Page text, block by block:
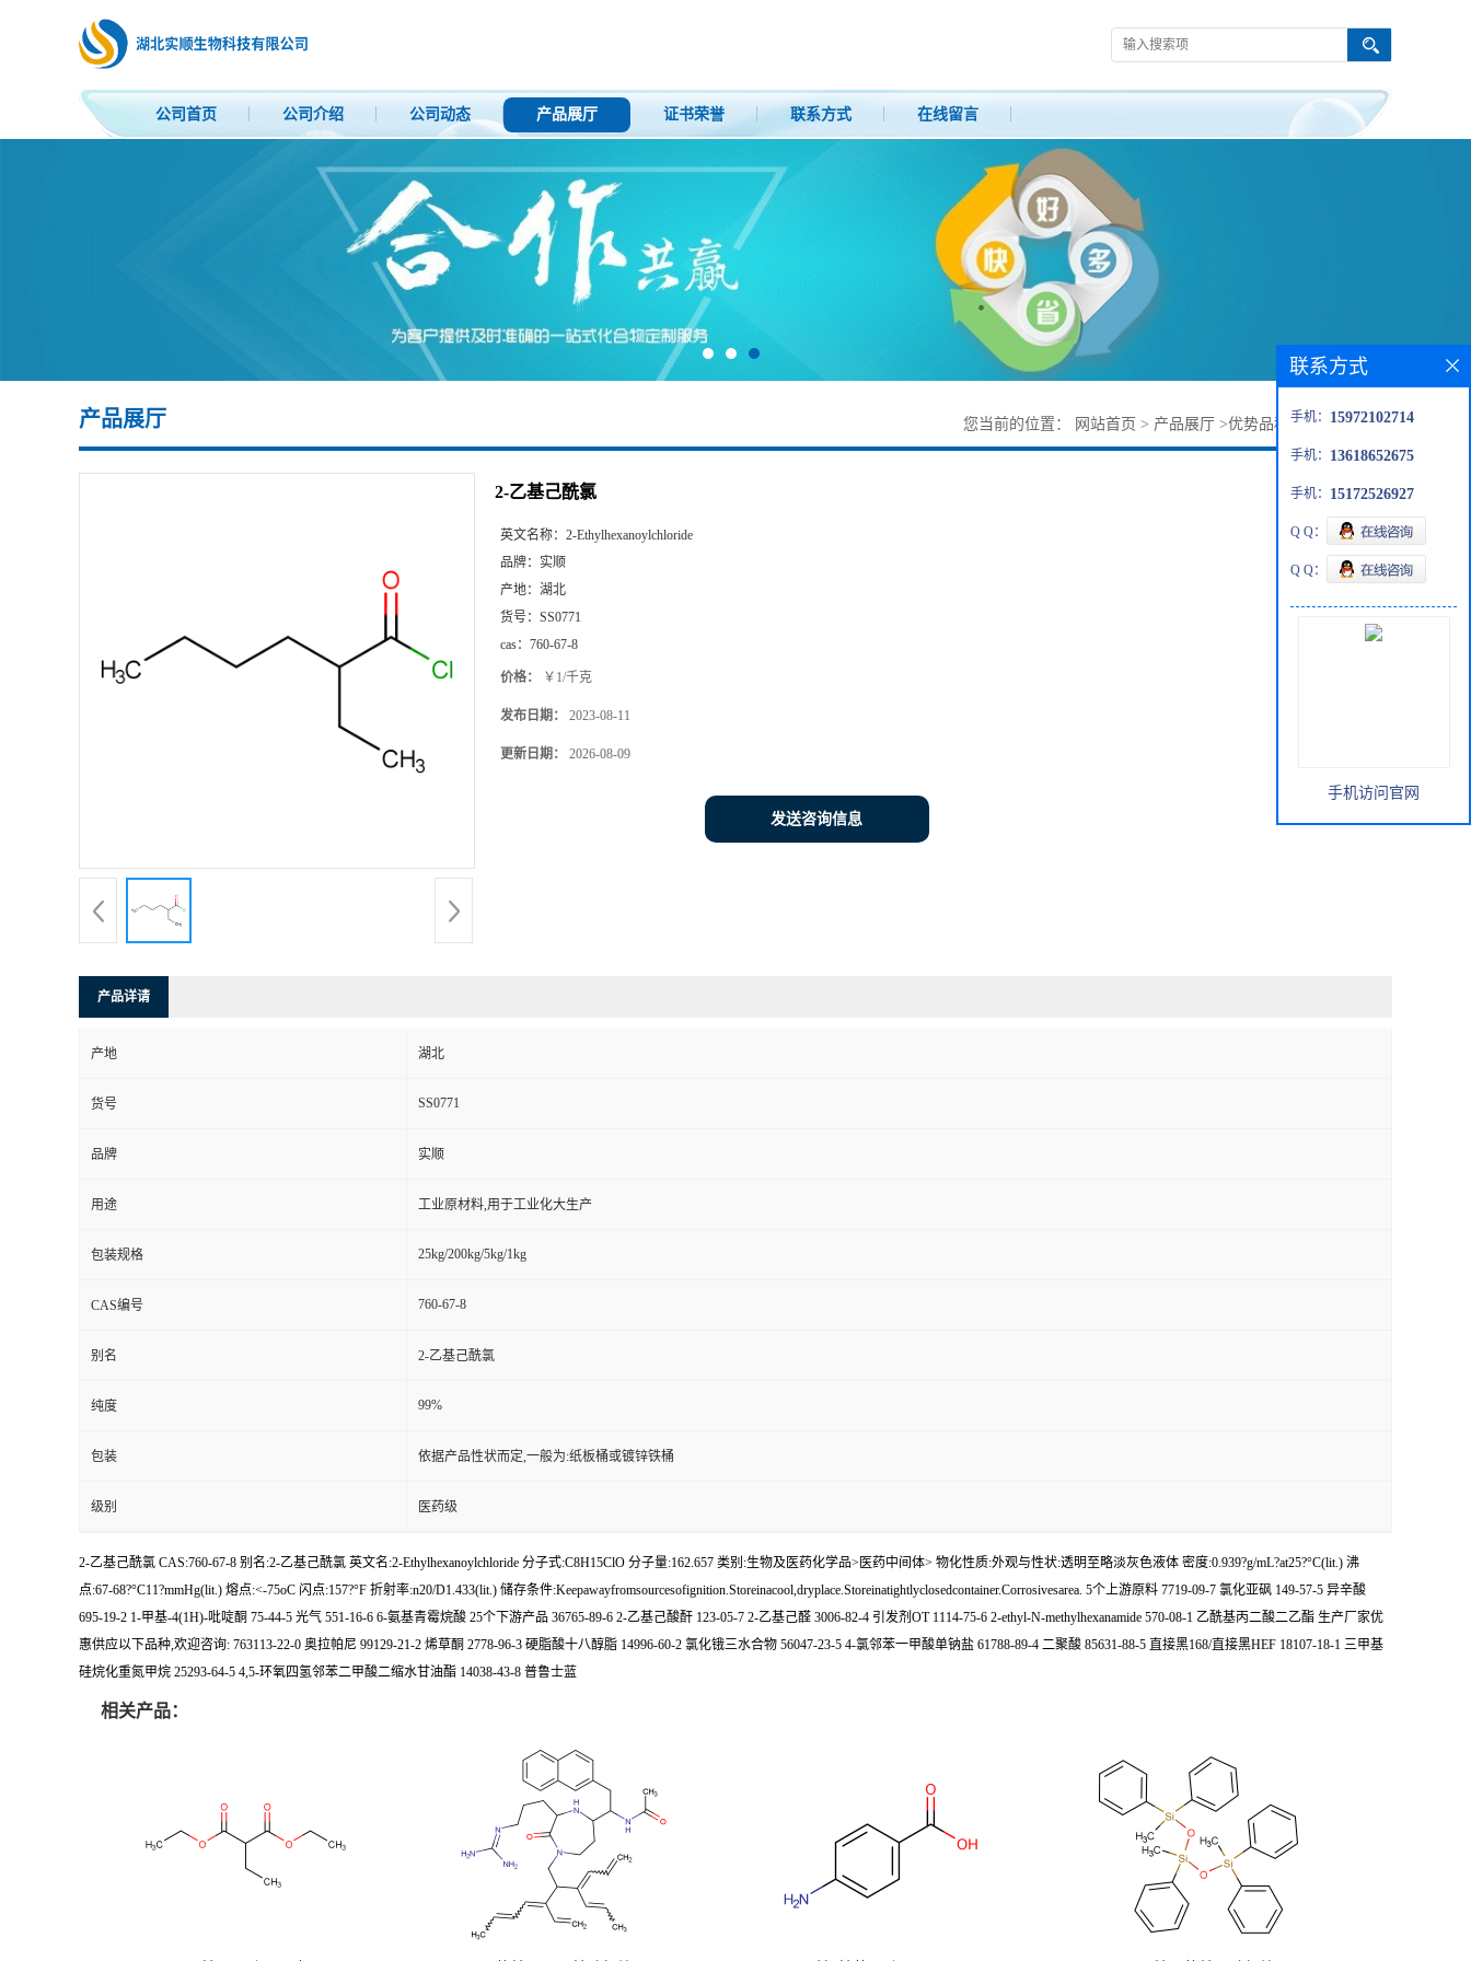
公司首页 公司介绍 公司动态 产品展厅 证书荣誉 联系方式 在线留言
产品展厅 您当前的位置： 网站首页 > 产品展厅 >优势品种 > 2-乙基己酰氯
2-乙基己酰氯
英文名称： 2-Ethylhexanoylchloride
品牌： 实顺
产地： 湖北
货号： SS0771
cas： 760-67-8
价格： ￥1/千克
发布日期： 2023-08-11
更新日期： 2026-08-09
发送咨询信息
产品详请
产地 湖北
货号 SS0771
品牌 实顺
用途 工业原材料,用于工业化大生产
包装规格 25kg/200kg/5kg/1kg
CAS编号 760-67-8
别名 2-乙基己酰氯
纯度 99%
包装 依据产品性状而定,一般为:纸板桶或镀锌铁桶
级别 医药级
2-乙基己酰氯 CAS:760-67-8 别名:2-乙基己酰氯 英文名:2-Ethylhexanoylchloride 分子式:C8H15ClO 分子量:162.657 类别:生物及医药化学品>医药中间体> 物化性质:外观与性状:透明至略淡灰色液体 密度:0.939?g/mL?at25?°C(lit.) 沸
点:67-68?°C11?mmHg(lit.) 熔点:<-75oC 闪点:157?°F 折射率:n20/D1.433(lit.) 储存条件:Keepawayfromsourcesofignition.Storeinacool,dryplace.Storeinatightlyclosedcontainer.Corrosivesarea. 5个上游原料 7719-09-7 氯化亚砜 149-57-5 异辛酸
695-19-2 1-甲基-4(1H)-吡啶酮 75-44-5 光气 551-16-6 6-氨基青霉烷酸 25个下游产品 36765-89-6 2-乙基己酸酐 123-05-7 2-乙基己醛 3006-82-4 引发剂OT 1114-75-6 2-ethyl-N-methylhexanamide 570-08-1 乙酰基丙二酸二乙酯 生产厂家优
惠供应以下品种,欢迎咨询: 763113-22-0 奥拉帕尼 99129-21-2 烯草酮 2778-96-3 硬脂酸十八醇脂 14996-60-2 氯化锇三水合物 56047-23-5 4-氯邻苯一甲酸单钠盐 61788-89-4 二聚酸 85631-88-5 直接黑168/直接黑HEF 18107-18-1 三甲基
硅烷化重氮甲烷 25293-64-5 4,5-环氧四氢邻苯二甲酸二缩水甘油酯 14038-43-8 普鲁士蓝
相关产品：
联系方式
手机： 15972102714
手机： 13618652675
手机： 15172526927
Q Q：
Q Q：
手机访问官网